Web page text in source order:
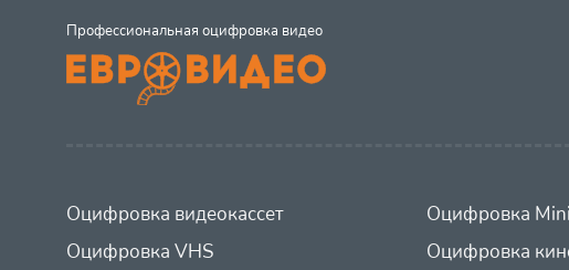
Профессиональная оцифровка видео
Оцифровка видеокассет
Оцифровка VHS
Оцифровка
Оцифровка